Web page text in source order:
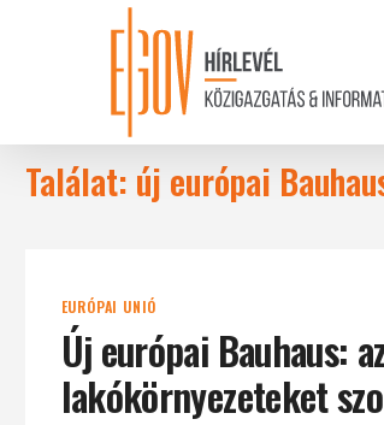
Találat: új európai
EURÓPAI UNIÓ
Új európai Bauhaus:
lakókörnyezeteket